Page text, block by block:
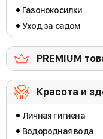
Газонокосилки
Уход за садом
PREMIUM
Красота и
Личная гигиена
Водородная вода